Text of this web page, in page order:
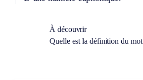
À découvrir
Quelle est la définition du mot